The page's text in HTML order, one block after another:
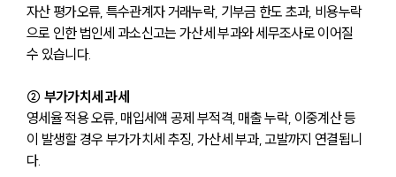
자산 평가오류, 특수관계자 거래누락, 기부금 한도 초과, 비용누락
으로 인한 법인세 과소신고는 가산세 부과와 세무조사로 이어질
수 있습니다.
② 부가가치세 과세
영세율 적용 오류, 매입세액 공제 부적격, 매출 누락, 이중계산 등
이 발생할 경우 부가가치세 추징, 가산세 부과, 고발까지 연결됩니
다.